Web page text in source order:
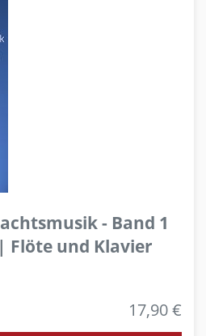
- Band 1
Flöte und Klavier
17,90 €